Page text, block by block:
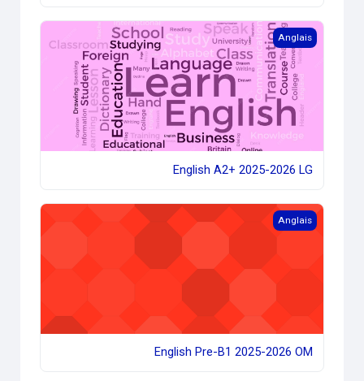
English A2+ 2025-2026 LG
Anglais
English A2+ 2025-2026 LG
English Pre-B1 2025-2026 OM
Anglais
English Pre-B1 2025-2026 OM